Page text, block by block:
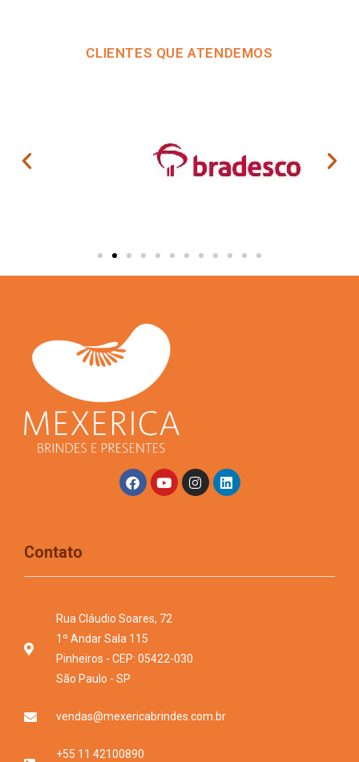
CLIENTES QUE ATENDEMOS
Contato
Rua Cláudio Soares, 72
1º Andar Sala 115
Pinheiros - CEP: 05422-030
São Paulo - SP
vendas@mexericabrindes.com.br
+55 11 42100890